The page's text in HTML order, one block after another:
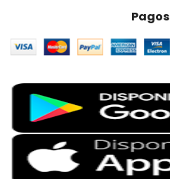
Pagos